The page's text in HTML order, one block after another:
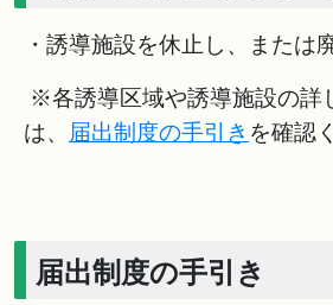
・誘導施設を休止し、または
※各誘導区域や誘導施設の詳
は、 届出制度の手引き を確認
届出制度の手引き